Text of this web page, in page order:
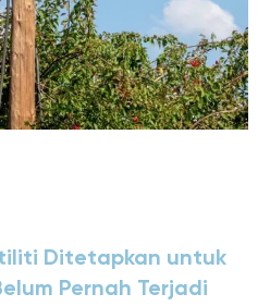
Ditetapkan untuk
Pernah Terjadi